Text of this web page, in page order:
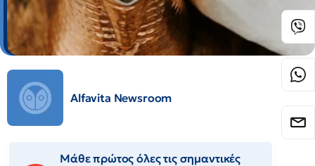
Alfavita Newsroom
Μάθε πρώτος όλες τις σημαντικές